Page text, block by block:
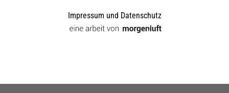
Impressum und Datenschutz